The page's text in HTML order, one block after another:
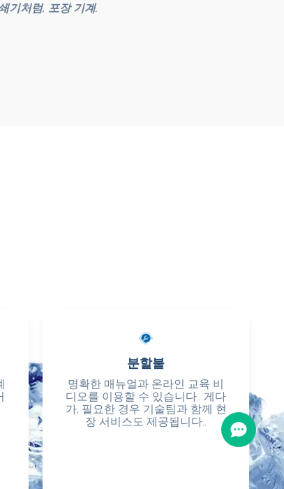
기처럼, 포장 기계.
분할불
명확한 매뉴얼과 온라인 교육 비
디오를 이용할 수 있습니다.. 게다
가, 필요한 경우 기술팀과 함께 현
장 서비스도 제공됩니다..
분할불
명확한 매뉴얼과 온라인 교육 비
디오를 이용할 수 있습니다.. 게다
가, 필요한 경우 기술팀과 함께 현
장 서비스도 제공됩니다..